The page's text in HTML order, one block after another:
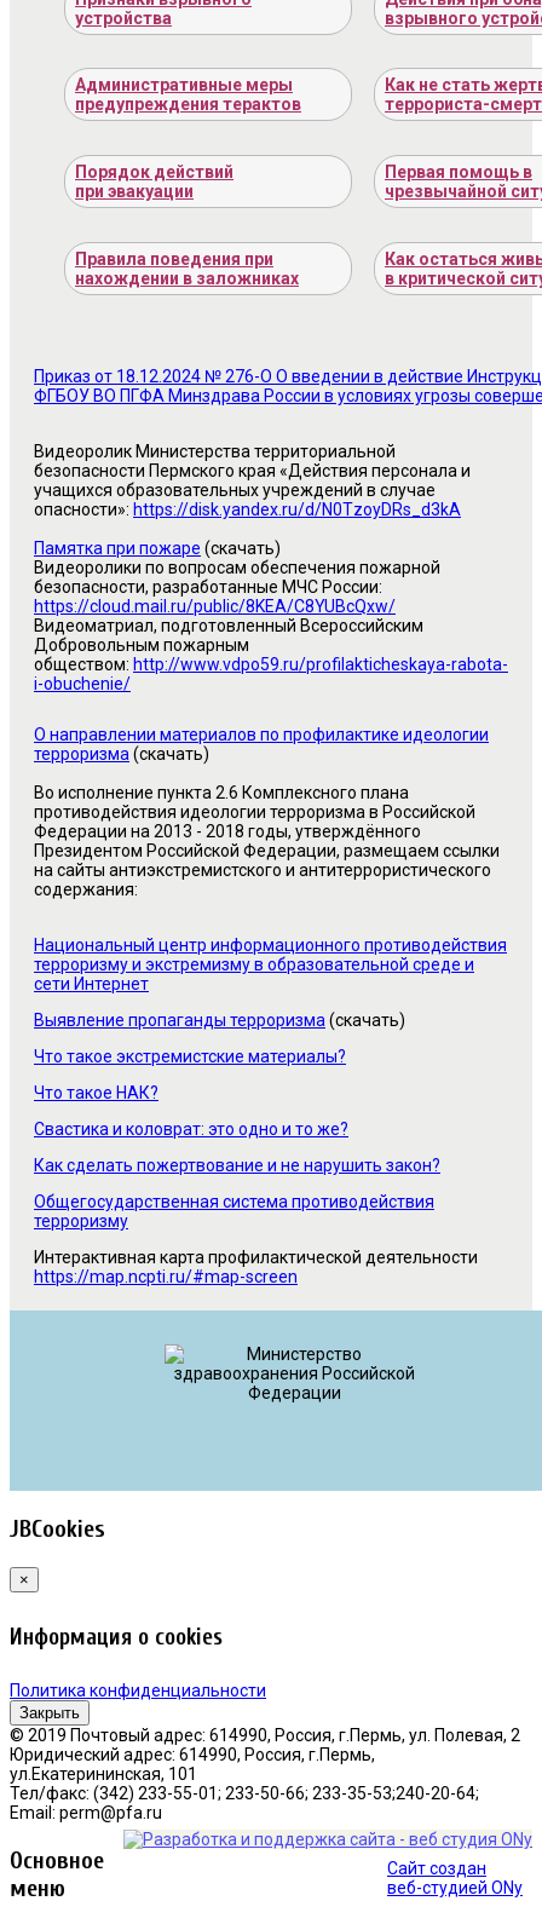
устройства
взрывного
Административные меры
предупреждения терактов
Как не стать
террориста-
Порядок действий
при эвакуации
Первая помощь в
чрезвычайной
Правила поведения при
нахождении в заложниках
Как остаться
в критической
Приказ от 18.12.2024 № 276-О О введении в действие
ФГБОУ ВО ПГФА Минздрава России в условиях угрозы
Видеоролик Министерства территориальной
безопасности Пермского края «Действия персонала и
учащихся образовательных учреждений в случае
опасности»: https://disk.yandex.ru/d/N0TzoyDRs_d3kA
Памятка при пожаре (скачать)
Видеоролики по вопросам обеспечения пожарной
безопасности, разработанные МЧС России:
https://cloud.mail.ru/public/8KEA/C8YUBcQxw/
Видеоматриал, подготовленный Всероссийским
Добровольным пожарным
обществом: http://www.vdpo59.ru/profilakticheskaya-rabota-
i-obuchenie/
О направлении материалов по профилактике идеологии
терроризма(скачать)
Во исполнение пункта 2.6 Комплексного плана
противодействия идеологии терроризма в Российской
Федерации на2013 - 2018 годы, утверждённого
Президентом Российской Федерации, размещаем ссылки
на сайты антиэкстремистского и антитеррористического
содержания:
Национальный центр информационного противодействия
терроризму и экстремизму в образовательной среде и
сети Интернет
Выявление пропаганды терроризма(скачать)
Что такое экстремистские материалы?
Что такое НАК?
Свастика и коловрат: это одно и то же?
Как сделать пожертвование и не нарушить закон?
Общегосударственная система противодействия
терроризму
Интерактивная карта профилактической деятельности
https://map.ncpti.ru/#map-screen
JBCookies
×
Информация о cookies
Политика конфиденциальности
Закрыть
© 2019 Почтовый адрес: 614990, Россия, г.Пермь, ул. Полевая, 2
Юридический адрес: 614990, Россия, г.Пермь,
ул.Екатерининская, 101
Тел/факс: (342) 233-55-01; 233-50-66; 233-35-53;240-20-64;
Email: perm@pfa.ru
Сайт создан
веб-студией ONy
Основное
меню